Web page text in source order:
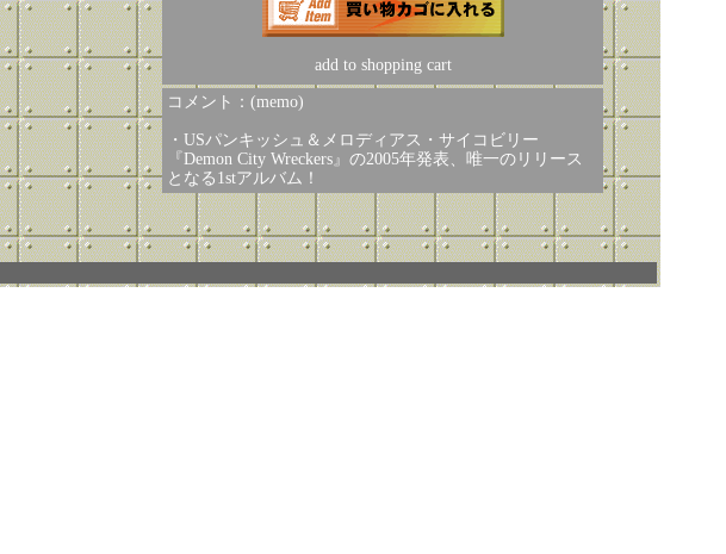
add to shopping cart
コメント：(memo)
・USパンキッシュ＆メロディアス・サイコビリー
『Demon City Wreckers』の2005年発表、唯一のリリース
となる1stアルバム！